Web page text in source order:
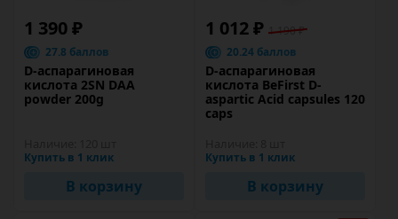
1 390 ₽
27.8 баллов
D-аспарагиновая
кислота 2SN DAA
powder 200g
Купить в 1 клик
В корзину
1 012 ₽ 1 190 ₽
20.24 баллов
D-аспарагиновая
кислота BeFirst D-
aspartic Acid capsules 120
caps
Купить в 1 клик
В корзину